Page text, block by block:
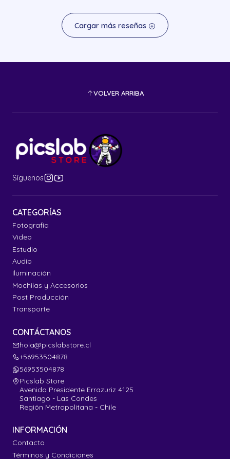
Cargar más reseñas
VOLVER ARRIBA
Síguenos
CATEGORÍAS
Fotografía
Video
Estudio
Audio
Iluminación
Mochilas y Accesorios
Post Producción
Transporte
CONTÁCTANOS
hola@picslabstore.cl
+56953504878
56953504878
Picslab Store
Avenida Presidente Errazuriz 4125
Santiago - Las Condes
Región Metropolitana - Chile
INFORMACIÓN
Contacto
Términos y Condiciones